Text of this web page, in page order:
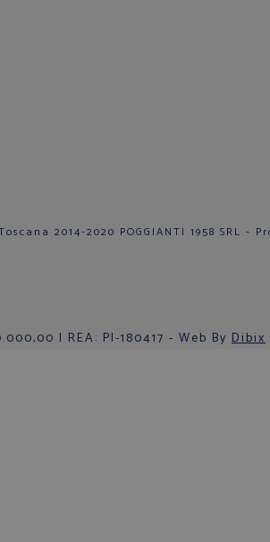
2014-2020 POGGIANTI 1958 SRL -
| REA: PI-180417 - Web By Dibix